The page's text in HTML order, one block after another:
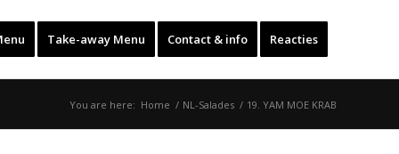
Take-away Menu Contact & info Reacties
You are here: Home / NL-Salades / 19. YAM MOE KRAB